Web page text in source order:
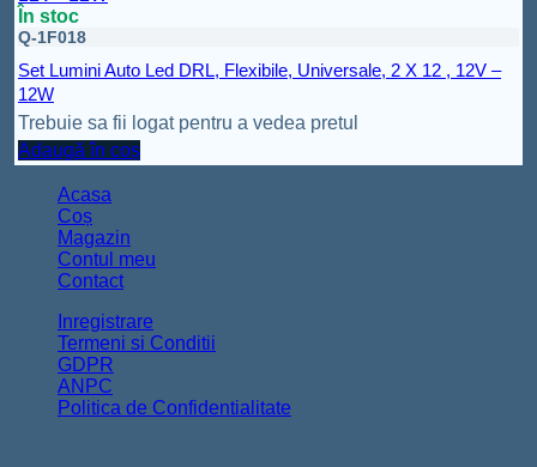
În stoc
Q-1F018
Set Lumini Auto Led DRL, Flexibile, Universale, 2 X 12 , 12V –
12W
Trebuie sa fii logat pentru a vedea pretul
Adaugă în coș
Acasa
Coș
Magazin
Contul meu
Contact
Inregistrare
Termeni si Conditii
GDPR
ANPC
Politica de Confidentialitate